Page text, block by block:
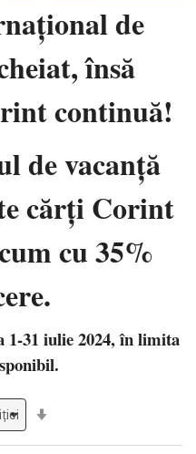
de
însă
continuă!
de vacanţă
cărţi Corint
cu 35%
31 iulie 2024, în limita